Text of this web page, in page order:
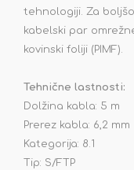
tehnologiji. Za
kabelski par
kovinski foliji (PIMF).
Tehnične lastnosti:
Dolžina kabla: 5 m
Prerez kabla: 6,2 mm
Kategorija: 8.1
Tip: S/FTP